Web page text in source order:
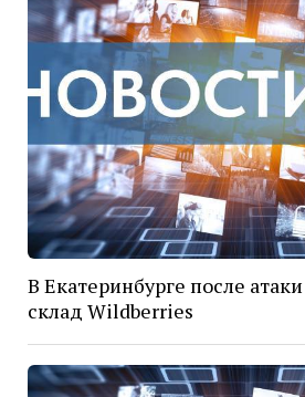
В Екатеринбурге после
склад Wildberries